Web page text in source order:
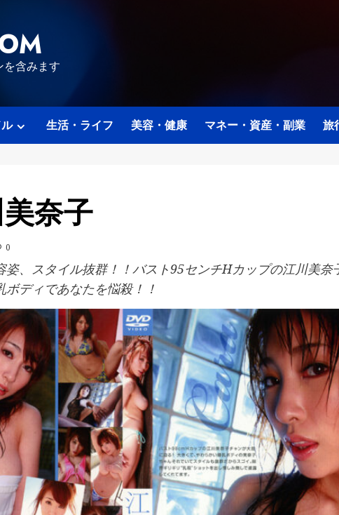
を含みます
生活・ライフ 美容・健康 マネー・資産・副業 旅
奈子
0
姿、スタイル抜群！！バスト95センチHカップの江川美奈
ディであなたを悩殺！！